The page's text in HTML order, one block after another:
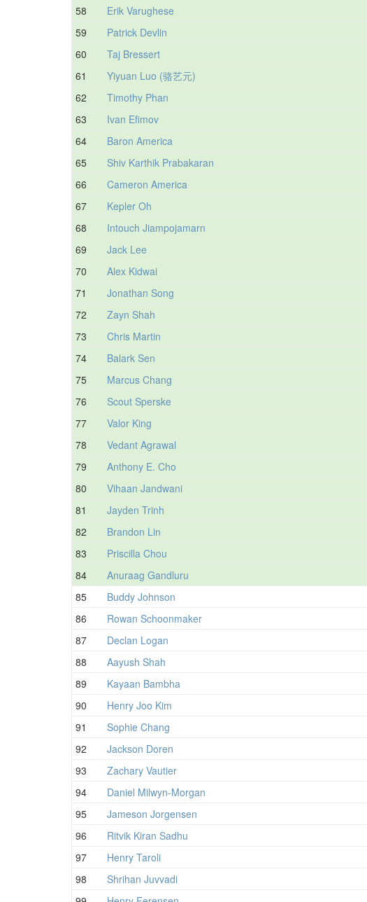
58 Erik Varughese
59 Patrick Devlin
60 Taj Bressert
61 Yiyuan Luo (骆艺元)
62 Timothy Phan
63 Ivan Efimov
64 Baron America
65 Shiv Karthik Prabakaran
66 Cameron America
67 Kepler Oh
68 Intouch Jiampojamarn
69 Jack Lee
70 Alex Kidwai
71 Jonathan Song
72 Zayn Shah
73 Chris Martin
74 Balark Sen
75 Marcus Chang
76 Scout Sperske
77 Valor King
78 Vedant Agrawal
79 Anthony E. Cho
80 Vihaan Jandwani
81 Jayden Trinh
82 Brandon Lin
83 Priscilla Chou
84 Anuraag Gandluru
85 Buddy Johnson
86 Rowan Schoonmaker
87 Declan Logan
88 Aayush Shah
89 Kayaan Bambha
90 Henry Joo Kim
91 Sophie Chang
92 Jackson Doren
93 Zachary Vautier
94 Daniel Milwyn-Morgan
95 Jameson Jorgensen
96 Ritvik Kiran Sadhu
97 Henry Taroli
98 Shrihan Juvvadi